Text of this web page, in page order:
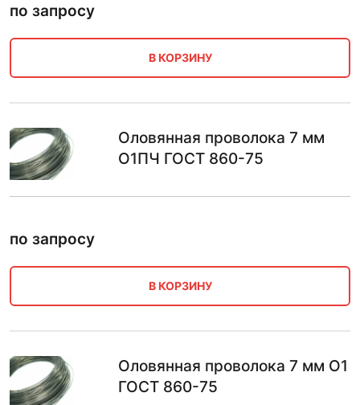
по запросу
В КОРЗИНУ
Оловянная проволока 7 мм
О1ПЧ ГОСТ 860-75
по запросу
В КОРЗИНУ
Оловянная проволока 7 мм О1
ГОСТ 860-75